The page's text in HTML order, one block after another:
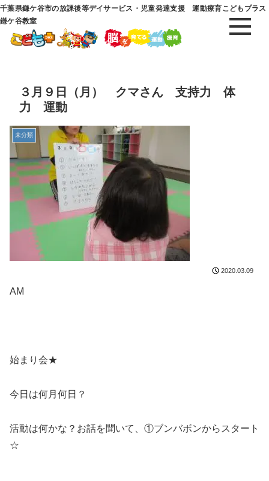
千葉県鎌ケ谷市の放課後等デイサービス・児童発達支援 運動療育こどもプラス
鎌ケ谷教室
３月９日（月） クマさん 支持力 体
力 運動
未分類
2020.03.09
AM
始まり会★
今日は何月何日？
活動は何かな？お話を聞いて、①ブンバボンからスタート
☆